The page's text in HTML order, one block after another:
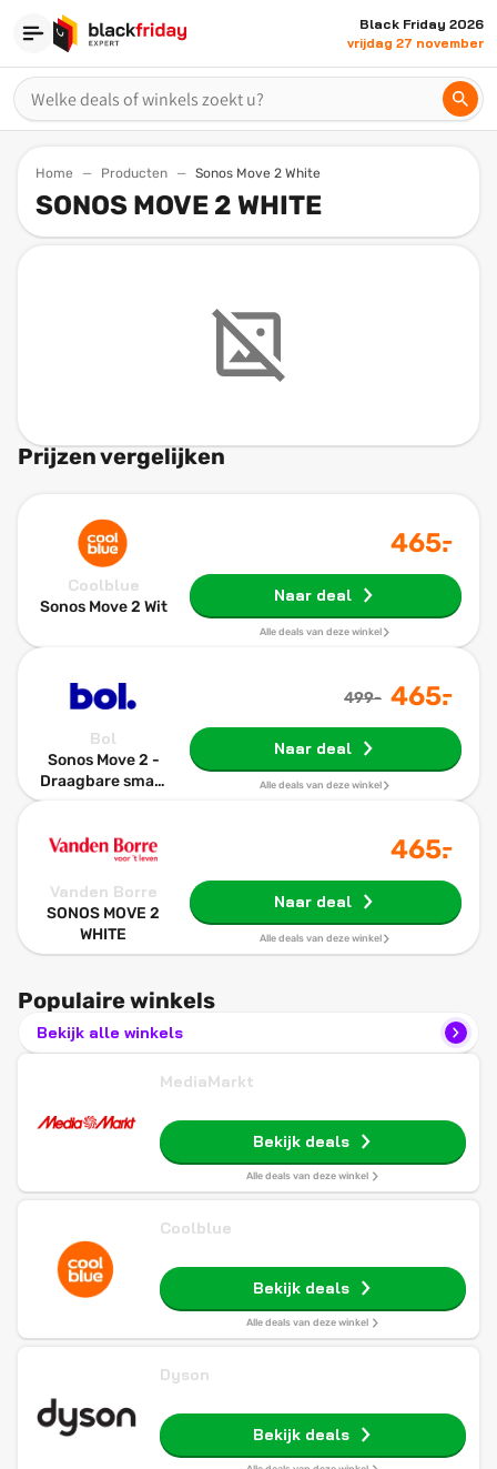
Black Friday 2026
vrijdag 27 november
Home Producten Sonos Move 2 White
SONOS MOVE 2 WHITE
Prijzen vergelijken
Coolblue
Sonos Move 2 Wit
465.
-
Naar deal
Alle deals van deze winkel
Bol
Sonos Move 2 -
Draagbare smart
24 uur
batterijduur -
Waterbestendig -
Wit
499- 465.
-
Naar deal
Alle deals van deze winkel
Vanden Borre
SONOS MOVE 2
WHITE
465.
-
Naar deal
Alle deals van deze winkel
Populaire winkels
Bekijk alle winkels
MediaMarkt
Bekijk deals
Alle deals van deze winkel
Coolblue
Bekijk deals
Alle deals van deze winkel
Dyson
Bekijk deals